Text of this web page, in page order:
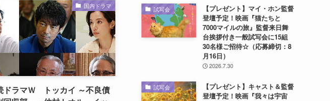
国内ドラマ
ドラマＷ トッカイ ～不良債
試写会
【プレゼント】マイ・ホン監督
登壇予定！映画『猫たちと
7000マイルの旅』監督来日舞
台挨拶付き一般試写会に15組
30名様ご招待☆（応募締切：8
月16日）
2026.7.30
試写会
【プレゼント】キャスト＆監督
登壇予定！映画『我々は宇宙